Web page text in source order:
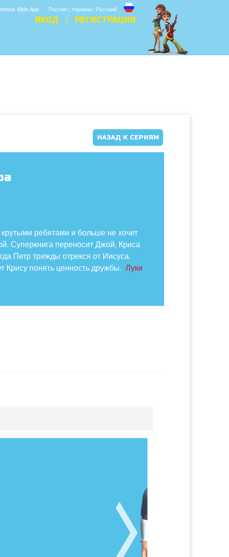
Россия | Украина / Русский
Bible App
ВХОД РЕГИСТРАЦИЯ
НАЗАД К СЕРИЯМ
крутыми ребятами и больше не хочет
Суперкнига переносит Джой, Криса
Петр трижды отрекся от Иисуса.
Крису понять ценность дружбы. Луки